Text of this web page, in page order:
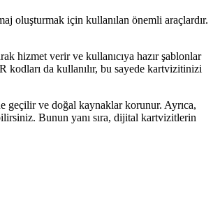
oluşturmak için kullanılan önemli araçlardır.
hizmet verir ve kullanıcıya hazır şablonlar
da kullanılır, bu sayede kartvizitinizi
geçilir ve doğal kaynaklar korunur. Ayrıca,
Bunun yanı sıra, dijital kartvizitlerin